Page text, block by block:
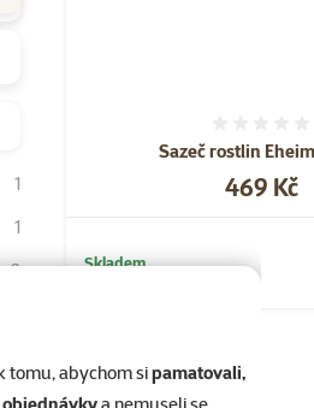
tomu, abychom sipamatovali,
1
1
2
17
Sazeč rostlin
Cena
469 Kč
Skladem